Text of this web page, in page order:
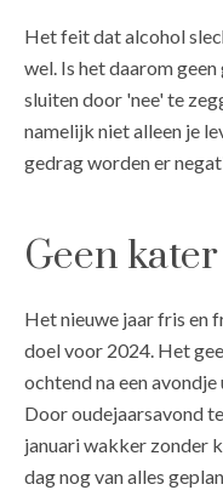
Het feit dat alcohol
wel. Is het daarom
sluiten door 'nee' te
namelijk niet alleen je
gedrag worden er
Geen kater
Het nieuwe jaar fris en
doel voor 2024. Het
ochtend na een
Door oudejaarsavond
januari wakker zonder
dag nog van alles